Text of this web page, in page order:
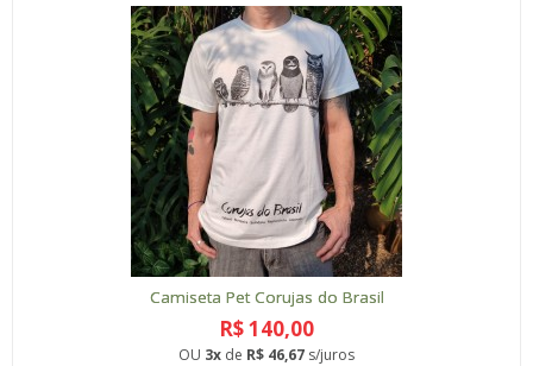
Camiseta Pet Corujas do Brasil
R$ 140,00
OU 3x de R$ 46,67 s/juros